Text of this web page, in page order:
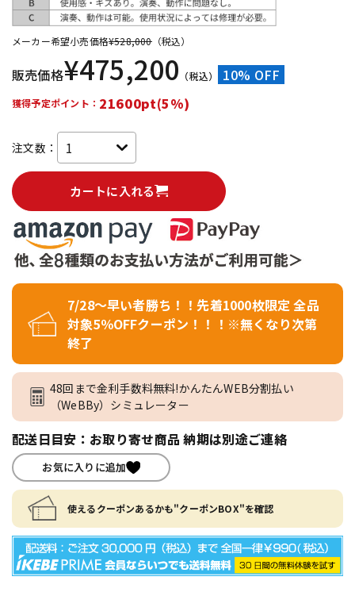
メーカー希望小売価格¥528,000（税込）
販売価格¥475,200 （税込） 10% OFF
獲得予定ポイント： 21600pt(5%)
注文数：
カートに入れる
7/28～早い者勝ち！！先着1000枚限定 全品
対象5％OFFクーポン！！！※無くなり次第
終了
48回まで金利手数料無料!かんたんWEB分割払い
（WeBBy）シミュレーター
配送日目安：お取り寄せ商品 納期は別途ご連絡
お気に入りに追加
使えるクーポンあるかも"クーポンBOX"を確認